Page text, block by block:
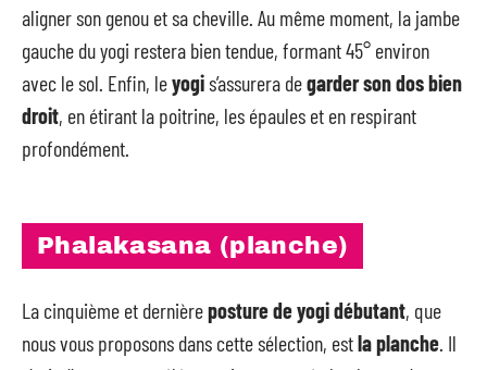
aligner son genou et sa cheville. Au même moment, la jambe
gauche du yogi restera bien tendue, formant 45° environ
avec le sol. Enfin, leyogis’assurera degarder son dos bien
droit, en étirant la poitrine, les épaules et en respirant
profondément.
Phalakasana (planche)
La cinquième et dernièreposture de yogi débutant, que
nous vous proposons dans cette sélection, estla planche . Il